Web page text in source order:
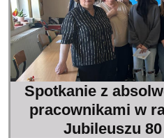
Spotkanie z
pracownikami w
Jubileuszu